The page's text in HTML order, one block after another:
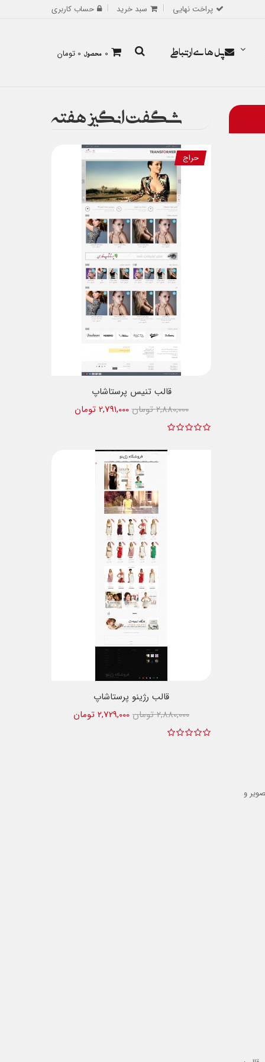
پراخت نهایی سبد خرید حساب کاربری
0 محصول 0 تومان پل های ارتباطی
و
شگفت انگیز هفته
حراج
قالب تنیس پرستاشاپ
2,791,000 تومان
2,880,000 تومان
قالب رژینو پرستاشاپ
2,729,000 تومان
2,880,000 تومان